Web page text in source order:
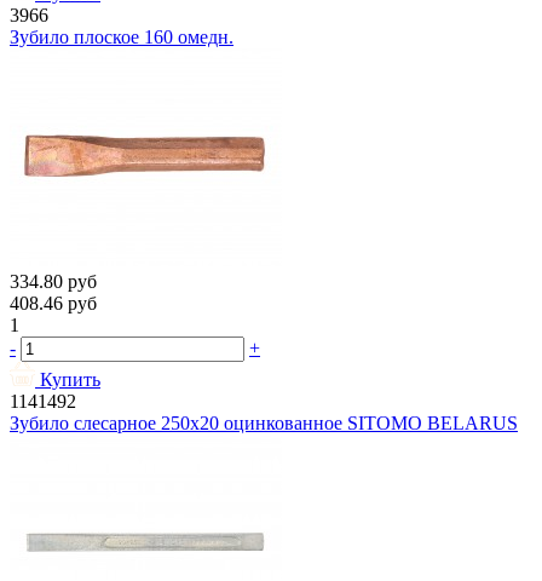
3966
Зубило плоское 160 омедн.
334.80 руб
408.46 руб
1
-
+
Купить
1141492
Зубило слесарное 250х20 оцинкованное SITOMO BELARUS